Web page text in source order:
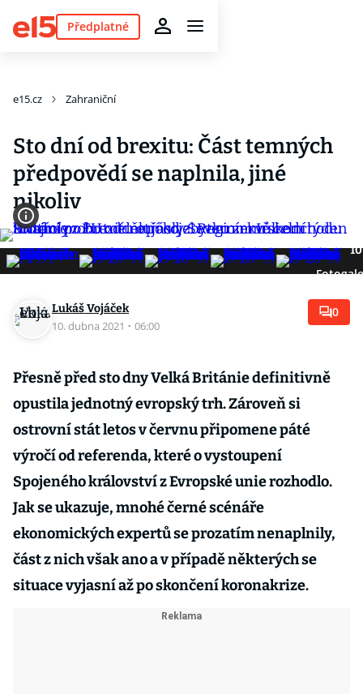
Předplatné
e15.cz Zahraniční
Sto dní od brexitu: Část temných
předpovědí se naplnila, jiné
nikoliv
10
Lukáš Vojáček
10. dubna 2021 · 06:00
0
Přesně před sto dny Velká Británie definitivně
opustila jednotný evropský trh. Zároveň si
ostrovní stát letos v červnu připomene páté
výročí od referenda, které o vystoupení
Spojeného království z Evropské unie rozhodlo.
Jak se ukazuje, mnohé černé scénáře
ekonomických expertů se prozatím nenaplnily,
část z nich však ano a v případě některých se
situace vyjasní až po skončení koronakrize.